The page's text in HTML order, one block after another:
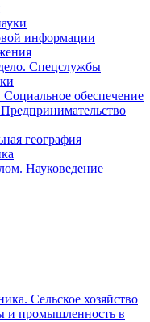
информации
Спецслужбы
обеспечение
география
Науковедение
Сельское хозяйство
и промышленность в